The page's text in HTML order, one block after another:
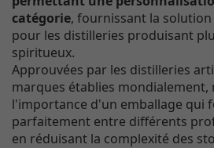
catégorie, fournissant la
pour les distilleries produisant
spiritueux.
Approuvées par les distilleries
marques établies
l'importance d'un emballage qui
parfaitement entre différents
en réduisant la complexité des